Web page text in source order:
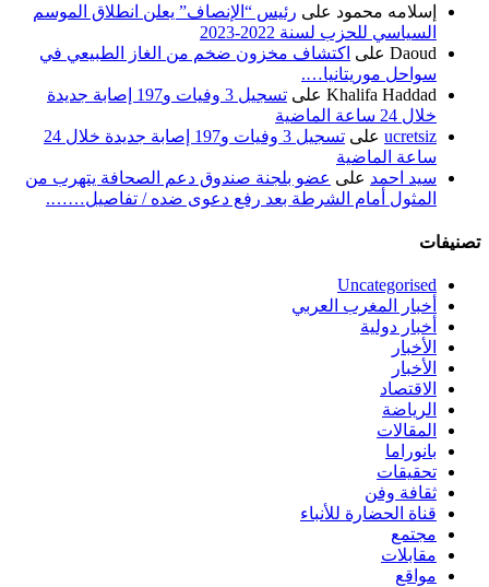
إسلامه محمود على رئيس “الإنصاف” يعلن انطلاق الموسم
السياسي للحزب لسنة 2022-2023
Daoud على اكتشاف مخزون ضخم من الغاز الطبيعي في
سواحل موريتانيا….
Khalifa Haddad على
تسجيل 3 وفيات و197 إصابة جديدة
خلال 24 ساعة الماضية
ucretsiz على
تسجيل 3 وفيات و197 إصابة جديدة خلال 24
ساعة الماضية
سيد احمد على عضو بلجنة صندوق دعم الصحافة يتهرب من
المثول أمام الشرطة بعد رفع دعوى ضده / تفاصيل…….
تصنيفات
Uncategorised
أخبار المغرب العربي
أخبار دولية
الأخبار
الأخبار
الاقتصاد
الرياضة
المقالات
بانوراما
تحقيقات
ثقافة وفن
قناة الحضارة للأنباء
مجتمع
مقابلات
مواقع